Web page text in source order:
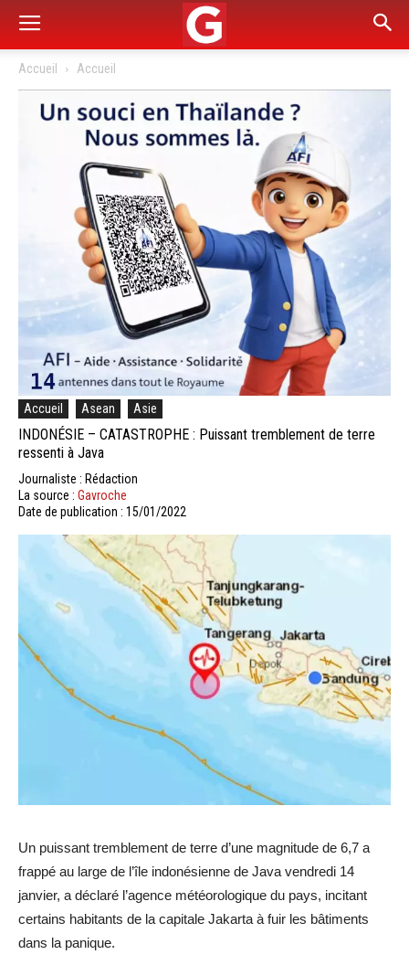
Accueil Accueil
Accueil Asean Asie
INDONÉSIE – CATASTROPHE : Puissant tremblement de terre
ressenti à Java
Journaliste : Rédaction
La source : Gavroche
Date de publication : 15/01/2022
Un puissant tremblement de terre d’une magnitude de 6,7 a
frappé au large de l’île indonésienne de Java vendredi 14
janvier, a déclaré l’agence météorologique du pays, incitant
certains habitants de la capitale Jakarta à fuir les bâtiments
dans la panique.